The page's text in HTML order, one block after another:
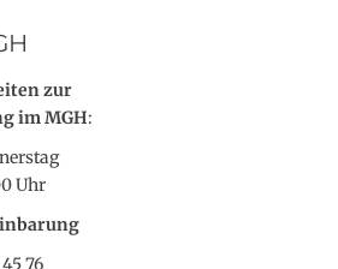
zur
im MGH:
Uhr
76